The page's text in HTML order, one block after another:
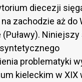
diecezji
zachodzie aż do
Niniejszy
problematyki
kieleckim w XIX